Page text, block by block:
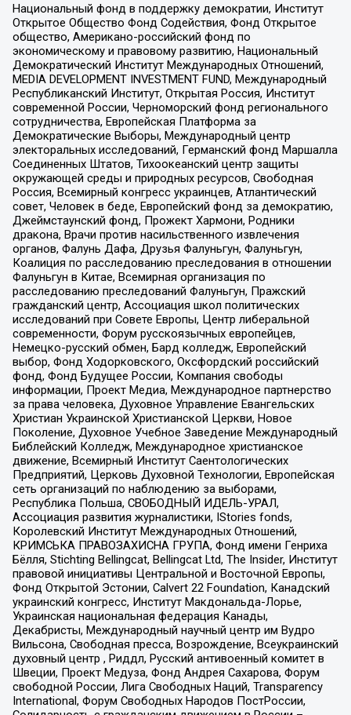
Национальный фонд в поддержку демократии, Институт
Открытое Общество Фонд Содействия, Фонд Открытое
общество, Американо-российский фонд по
экономическому и правовому развитию, Национальный
Демократический Институт Международных Отношений,
MEDIA DEVELOPMENT INVESTMENT FUND, Международный
Республиканский Институт, Открытая Россия, Институт
современной России, Черноморский фонд регионального
сотрудничества, Европейская Платформа за
Демократические Выборы, Международный центр
электоральных исследований, Германский фонд Маршалла
Соединенных Штатов, Тихоокеанский центр защиты
окружающей среды и природных ресурсов, Свободная
Россия, Всемирный конгресс украинцев, Атлантический
совет, Человек в беде, Европейский фонд за демократию,
Джеймстаунский фонд, Прожект Хармони, Родники
дракона, Врачи против насильственного извлечения
органов, Фалунь Дафа, Друзья Фалуньгун, Фалуньгун,
Коалиция по расследованию преследования в отношении
Фалуньгун в Китае, Всемирная организация по
расследованию преследований Фалуньгун, Пражский
гражданский центр, Ассоциация школ политических
исследований при Совете Европы, Центр либеральной
современности, Форум русскоязычных европейцев,
Немецко-русский обмен, Бард колледж, Европейский
выбор, Фонд Ходорковского, Оксфордский российский
фонд, Фонд Будущее России, Компания свободы
информации, Проект Медиа, Международное партнерство
за права человека, Духовное Управление Евангельских
Христиан Украинской Христианской Церкви, Новое
Поколение, Духовное Учебное Заведение Международный
Библейский Колледж, Международное христианское
движение, Всемирный Институт Саентологических
Предприятий, Церковь Духовной Технологии, Европейская
сеть организаций по наблюдению за выборами,
Республика Польша, СВОБОДНЫЙ ИДЕЛЬ-УРАЛ,
Ассоциация развития журналистики, IStories fonds,
Королевский Институт Международных Отношений,
КРИМСЬКА ПРАВОЗАХИСНА ГРУПА, Фонд имени Генриха
Бёлля, Stichting Bellingcat, Bellingcat Ltd, The Insider, Институт
правовой инициативы Центральной и Восточной Европы,
Фонд Открытой Эстонии, Calvert 22 Foundation, Канадский
украинский конгресс, Институт Макдональда-Лорье,
Украинская национальная федерация Канады,
Декабристы, Международный научный центр им Вудро
Вильсона, Свободная пресса, Возрождение, Всеукраинский
духовный центр , Риддл, Русский антивоенный комитет в
Швеции, Проект Медуза, Фонд Андрея Сахарова, Форум
свободной России, Лига Свободных Наций, Transparеncy
International, Форум Свободных Народов ПостРоссии,